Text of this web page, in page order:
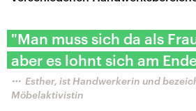
"Man muss sich da als
aber es lohnt sich am
Esther, ist Handwerkerin und
Möbelaktivistin